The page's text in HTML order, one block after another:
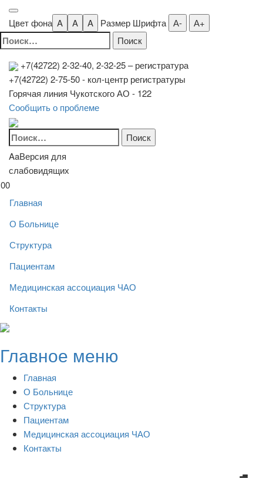
Цвет фона A A A Размер Шрифта А- А+
Найти:
+7(42722) 2-32-40, 2-32-25– регистратура
+7(42722) 2-75-50 - кол-центр регистратуры
Горячая линия Чукотского АО - 122
Сообщить о проблеме
Найти:
AaВерсия для
слабовидящих
00
Главная
О Больнице
Структура
Пациентам
Медицинская ассоциация ЧАО
Контакты
Skip
content
Главное меню
Главная
О Больнице
Структура
Пациентам
Медицинская ассоциация ЧАО
Контакты